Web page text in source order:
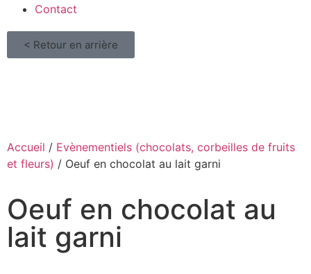
Contact
< Retour en arrière
Accueil / Evènementiels (chocolats, corbeilles de fruits
et fleurs) / Oeuf en chocolat au lait garni
Oeuf en chocolat au
lait garni